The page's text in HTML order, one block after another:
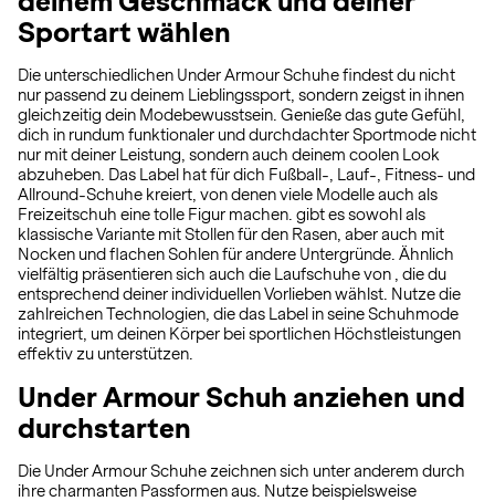
Sportart wählen
Die unterschiedlichen Under Armour Schuhe findest du nicht
nur passend zu deinem Lieblingssport, sondern zeigst in ihnen
gleichzeitig dein Modebewusstsein. Genieße das gute Gefühl,
dich in rundum funktionaler und durchdachter Sportmode nicht
nur mit deiner Leistung, sondern auch deinem coolen Look
abzuheben. Das Label hat für dich Fußball-, Lauf-, Fitness- und
Allround-Schuhe kreiert, von denen viele Modelle auch als
Freizeitschuh eine tolle Figur machen. gibt es sowohl als
klassische Variante mit Stollen für den Rasen, aber auch mit
Nocken und flachen Sohlen für andere Untergründe. Ähnlich
vielfältig präsentieren sich auch die Laufschuhe von , die du
entsprechend deiner individuellen Vorlieben wählst. Nutze die
zahlreichen Technologien, die das Label in seine Schuhmode
integriert, um deinen Körper bei sportlichen Höchstleistungen
effektiv zu unterstützen.
Under Armour Schuh anziehen und
durchstarten
Die Under Armour Schuhe zeichnen sich unter anderem durch
ihre charmanten Passformen aus. Nutze beispielsweise